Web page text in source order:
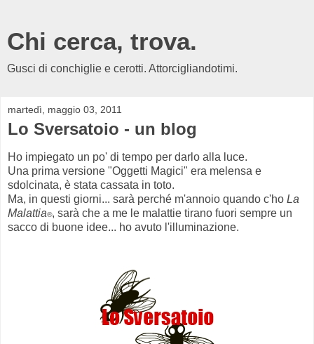
Chi cerca, trova.
Gusci di conchiglie e cerotti. Attorcigliandotimi.
martedì, maggio 03, 2011
Lo Sversatoio - un blog
Ho impiegato un po' di tempo per darlo alla luce.
Una prima versione "Oggetti Magici" era melensa e
sdolcinata, è stata cassata in toto.
Ma, in questi giorni... sarà perché m'annoio quando c'ho La
Malattia®, sarà che a me le malattie tirano fuori sempre un
sacco di buone idee... ho avuto l'illuminazione.